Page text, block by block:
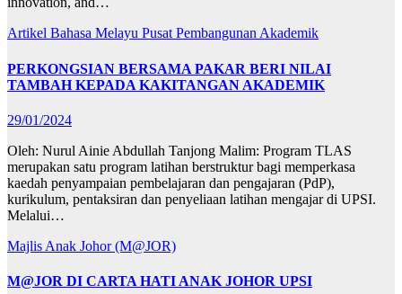
Artikel Bahasa Melayu Pusat Pembangunan Akademik
PERKONGSIAN BERSAMA PAKAR BERI NILAI
TAMBAH KEPADA KAKITANGAN AKADEMIK
29/01/2024
Oleh: Nurul Ainie Abdullah Tanjong Malim: Program TLAS
merupakan satu program latihan berstruktur bagi memperkasa
kaedah penyampaian pembelajaran dan pengajaran (PdP),
kurikulum, pentaksiran dan penyeliaan latihan mengajar di UPSI.
Melalui…
Majlis Anak Johor (M@JOR)
M@JOR DI CARTA HATI ANAK JOHOR UPSI